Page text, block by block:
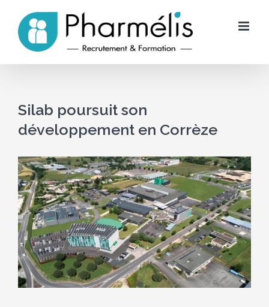
content
Silab poursuit son
développement en Corrèze
Voir
l'image
agrandie